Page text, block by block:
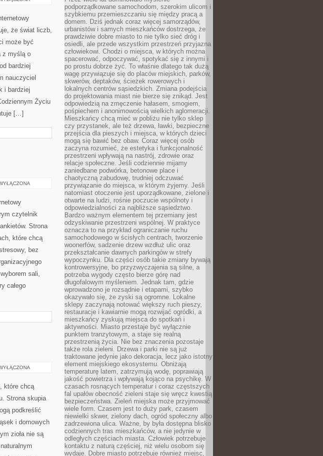
że świat liczb,
może być
z myślą o
bardziej
nauczyciel
i bardziej
Życiu
[…]
czytelnik
Strona
które chcą
bez
sali,
całego
które chcą
Strona skupia
podkreślić
i domowych
zioła nie są
podporządkowane samochodom, szerokim ulicom i
szybkiemu przemieszczaniu się między pracą a
domem. Dziś jednak coraz więcej samorządów,
urbanistów i samych mieszkańców dostrzega, że
prawdziwie dobre miasto to nie tylko sieć dróg i
osiedli, ale przede wszystkim przestrzeń przyjazna
człowiekowi. Chodzi o miejsca, w których można
spacerować, odpoczywać, spotykać się z innymi i
po prostu dobrze żyć. To właśnie dlatego tak dużą
wagę przywiązuje się do placów miejskich, parków,
skwerów, deptaków, ścieżek rowerowych i
lokalnych centrów sąsiedzkich. Zmiana podejścia
do projektowania miast nie bierze się znikąd. Jest
odpowiedzią na zmęczenie hałasem, smogiem,
pośpiechem i anonimowością wielkich aglomeracji.
Mieszkańcy chcą mieć w pobliżu nie tylko sklep
czy przystanek, ale też drzewa, ławki, bezpieczne
przejścia dla pieszych i miejsca, w których dzieci
mogą się bawić bez obaw. Coraz więcej osób
zaczyna rozumieć, że estetyka i funkcjonalność
przestrzeni wpływają na nastrój, zdrowie oraz
relacje społeczne. Jeśli codziennie mijamy
zaniedbane podwórka, betonowe place i
chaotyczną zabudowę, trudniej odczuwać
przywiązanie do miejsca, w którym żyjemy. Jeśli
natomiast otoczenie jest uporządkowane, zielone i
otwarte na ludzi, rośnie poczucie wspólnoty i
odpowiedzialności za najbliższe sąsiedztwo.
Bardzo ważnym elementem tej przemiany jest
odzyskiwanie przestrzeni wspólnej. W praktyce
oznacza to na przykład ograniczanie ruchu
samochodowego w ścisłych centrach, tworzenie
woonerfów, sadzenie drzew wzdłuż ulic oraz
przekształcanie dawnych parkingów w strefy
wypoczynku. Dla części osób takie zmiany bywają
kontrowersyjne, bo przyzwyczajenia są silne, a
potrzeba wygody często bierze górę nad
długofalowym myśleniem. Jednak tam, gdzie
wprowadzono je rozsądnie i etapami, szybko
okazywało się, że zyski są ogromne. Lokalne
sklepy zaczynają notować większy ruch pieszy,
restauracje i kawiarnie mogą rozwijać ogródki, a
mieszkańcy zyskują miejsca do spotkań i
aktywności. Miasto przestaje być wyłącznie
punktem tranzytowym, a staje się realną
przestrzenią życia. Nie bez znaczenia pozostaje
także rola zieleni. Drzewa i parki nie są już
traktowane jedynie jako dekoracja, lecz jako istotny
element miejskiego ekosystemu. Obniżają
temperaturę latem, zatrzymują wodę, poprawiają
jakość powietrza i wpływają kojąco na psychikę. W
czasach rosnących temperatur i coraz częstszych
fal upałów obecność zieleni staje się wręcz kwestią
bezpieczeństwa. Zieleń miejska może przyjmować
wiele form. Czasem jest to duży park, czasem
niewielki skwer, zielony dach, ogród społeczny albo
zadrzewiona ulica. Ważne, by była dostępna blisko
codziennych tras mieszkańców, a nie jedynie w
odległych częściach miasta. Człowiek potrzebuje
kontaktu z naturą częściej, niż wielu osobom się
wydaje. Dobre miasto potrzebuje również miejsc,